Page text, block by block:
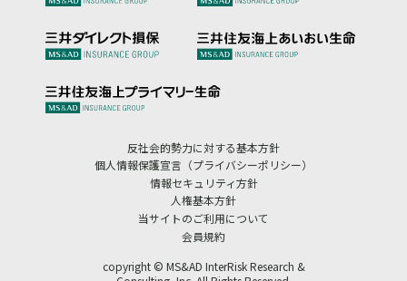
反社会的勢力に対する基本方針
個人情報保護宣言（プライバシーポリシー）
情報セキュリティ方針
人権基本方針
当サイトのご利用について
会員規約
copyright © MS&AD InterRisk Research &